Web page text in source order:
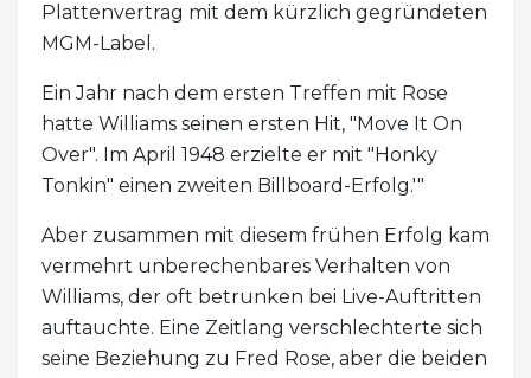
Plattenvertrag mit dem kürzlich gegründeten
MGM-Label.
Ein Jahr nach dem ersten Treffen mit Rose
hatte Williams seinen ersten Hit, "Move It On
Over". Im April 1948 erzielte er mit "Honky
Tonkin" einen zweiten Billboard-Erfolg.'"
Aber zusammen mit diesem frühen Erfolg kam
vermehrt unberechenbares Verhalten von
Williams, der oft betrunken bei Live-Auftritten
auftauchte. Eine Zeitlang verschlechterte sich
seine Beziehung zu Fred Rose, aber die beiden